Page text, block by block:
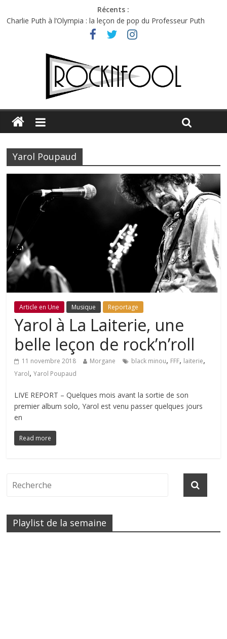
Récents :
Charlie Puth à l’Olympia : la leçon de pop du Professeur Puth
Festival Triptyque : un nouveau festival de musique indépendant
Hellfest 2026 vendredi : température et émotions en hausse
Hellfest 2026 jeudi : impossible de choisir entre chaleur et bonne
Première édition du Midgard Festival : entre bière, métal et
Yarol Poupaud
Article en Une Musique Reportage
Yarol à La Laiterie, une
belle leçon de rock’n’roll
11 novembre 2018 Morgane black minou, FFF, laiterie,
Yarol,Yarol Poupaud
LIVE REPORT – Quelques mois avant la sortie de son
premier album solo, Yarol est venu passer quelques jours
en
Read more
Playlist de la semaine